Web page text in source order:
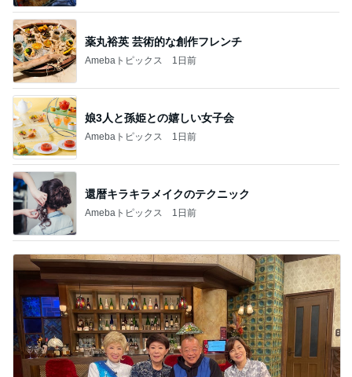
薬丸裕英 芸術的な創作フレンチ
Amebaトピックス 1日前
娘3人と孫姫との嬉しい女子会
Amebaトピックス 1日前
還暦キラキラメイクのテクニック
Amebaトピックス 1日前